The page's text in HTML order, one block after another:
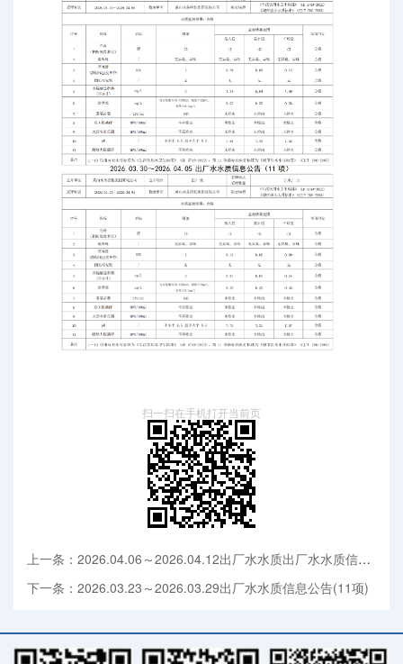
扫一扫在手机打开当前页
上一条：2026.04.06～2026.04.12出厂水水质出厂水水质信息公告(11项)
下一条：2026.03.23～2026.03.29出厂水水质信息公告(11项)